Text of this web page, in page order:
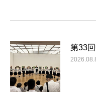
第33